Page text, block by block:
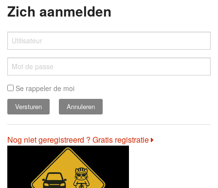
Zich aanmelden
Se rappeler de moi
Annuleren
Nog niet geregistreerd ? Gratis registratie